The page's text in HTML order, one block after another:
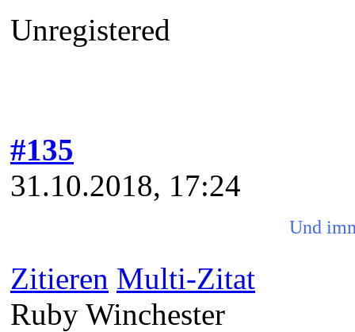
Unregistered
#135
31.10.2018, 17:24
Und
Zitieren Multi-Zitat
Ruby Winchester